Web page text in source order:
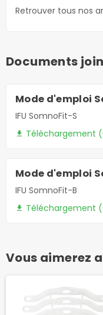
Retrouver tous nos
Documents
Mode d'emploi
IFU SomnoFit-S
file_download Téléchargement
Mode d'emploi
IFU SomnoFit-B
file_download Téléchargement
Vous aimerez